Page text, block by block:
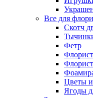
Все для
Скотч
Фетр
Цветы
Ягоды